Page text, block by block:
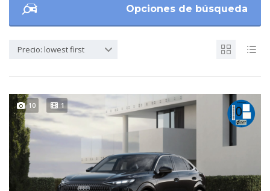
Opciones de búsqueda
Precio: lowest first
10 1